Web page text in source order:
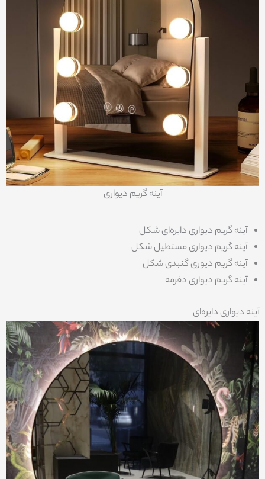
آینه گریم دیواری
آینه گریم دیواری دایره‌ای شکل
آینه گریم دیواری مستطیل شکل
آینه گریم دیوری گنبدی شکل
آینه گریم دیواری دفرمه
آینه دیواری دایره‌ای